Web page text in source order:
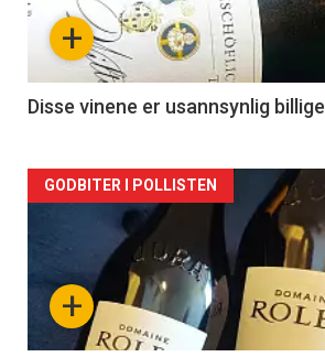
nå
2
+
Disse vinene er usannsynlig billige
Forsiden
akkurat
nå+
GODBITER I POLLISTEN